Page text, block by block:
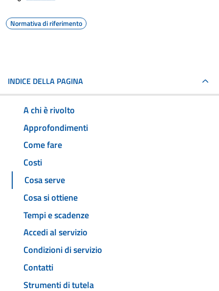
Normativa di riferimento
INDICE DELLA PAGINA
A chi è rivolto
Approfondimenti
Come fare
Costi
Cosa serve
Cosa si ottiene
Tempi e scadenze
Accedi al servizio
Condizioni di servizio
Contatti
Strumenti di tutela